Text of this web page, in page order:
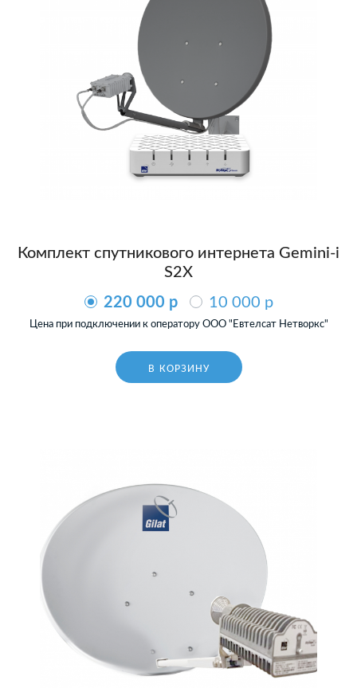
Комплект спутникового интернета Gemini-i
S2X
220 000 p
10 000 p
Цена при подключении к оператору ООО "Евтелсат Нетворкс"
В КОРЗИНУ